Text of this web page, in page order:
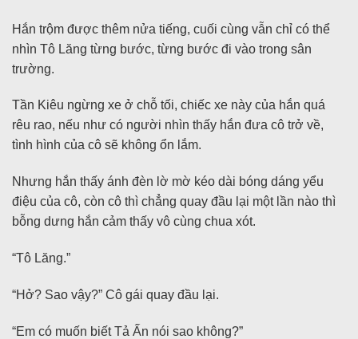
Hắn trộm được thêm nửa tiếng, cuối cùng vẫn chỉ có thể
nhìn Tô Lăng từng bước, từng bước đi vào trong sân
trường.
Tần Kiêu ngừng xe ở chỗ tối, chiếc xe này của hắn quá
rêu rao, nếu như có người nhìn thấy hắn đưa cô trở về,
tình hình của cô sẽ không ổn lắm.
Nhưng hắn thấy ánh đèn lờ mờ kéo dài bóng dáng yểu
điệu của cô, còn cô thì chẳng quay đầu lại một lần nào thì
bỗng dưng hắn cảm thấy vô cùng chua xót.
“Tô Lăng.”
“Hở? Sao vậy?” Cô gái quay đầu lại.
“Em có muốn biết Tả Ấn nói sao không?”